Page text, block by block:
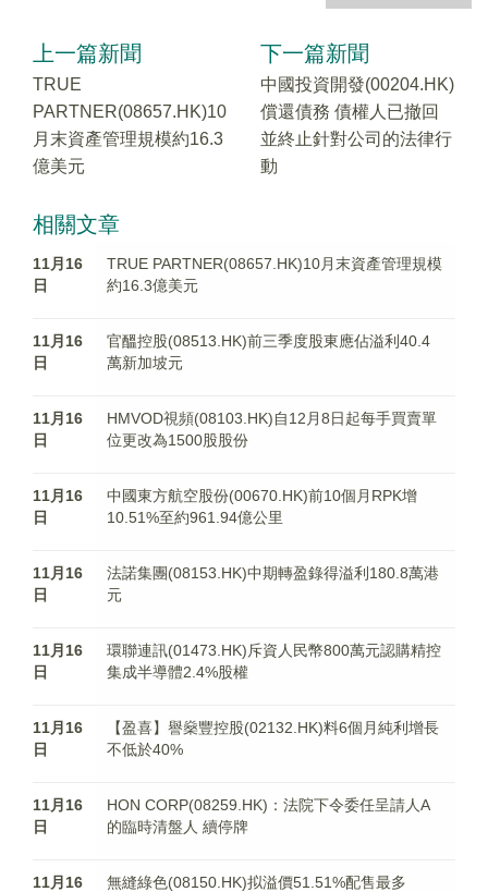
上一篇新聞
TRUE
PARTNER(08657.HK)10
月末資產管理規模約16.3
億美元
下一篇新聞
中國投資開發(00204.HK)
償還債務 債權人已撤回
並終止針對公司的法律行
動
相關文章
11月16
日
TRUE PARTNER(08657.HK)10月末資產管理規模
約16.3億美元
11月16
日
官醞控股(08513.HK)前三季度股東應佔溢利40.4
萬新加坡元
11月16
日
HMVOD視頻(08103.HK)自12月8日起每手買賣單
位更改為1500股股份
11月16
日
中國東方航空股份(00670.HK)前10個月RPK增
10.51%至約961.94億公里
11月16
日
法諾集團(08153.HK)中期轉盈錄得溢利180.8萬港
元
11月16
日
環聯連訊(01473.HK)斥資人民幣800萬元認購精控
集成半導體2.4%股權
11月16
日
【盈喜】譽燊豐控股(02132.HK)料6個月純利增長
不低於40%
11月16
日
HON CORP(08259.HK)：法院下令委任呈請人A
的臨時清盤人 續停牌
11月16
無縫綠色(08150.HK)拟溢價51.51%配售最多